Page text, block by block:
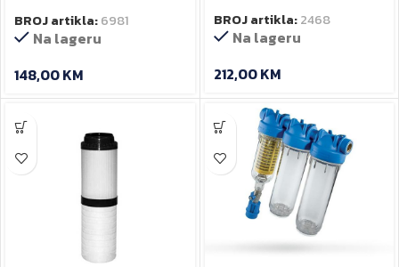
BROJ artikla:6981
Na lageru
148,00KM
BROJ artikla:2468
Na lageru
212,00KM